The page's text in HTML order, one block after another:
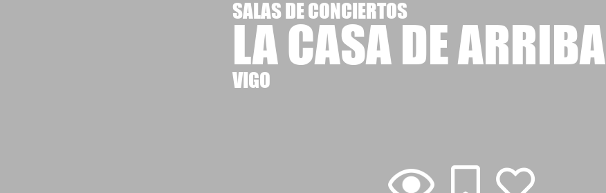
SALAS DE CONCIERTOS
LA CASA DE ARRIBA
VIGO